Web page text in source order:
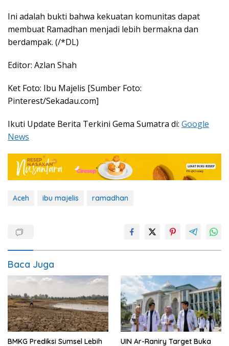
Ini adalah bukti bahwa kekuatan komunitas dapat
membuat Ramadhan menjadi lebih bermakna dan
berdampak. (/*DL)
Editor: Azlan Shah
Ket Foto: Ibu Majelis [Sumber Foto:
Pinterest/Sekadau.com]
Ikuti Update Berita Terkini Gema Sumatra di: Google
News
Aceh ibu majelis ramadhan
Baca Juga
BMKG Prediksi Sumsel Lebih UIN Ar-Raniry Target Buka